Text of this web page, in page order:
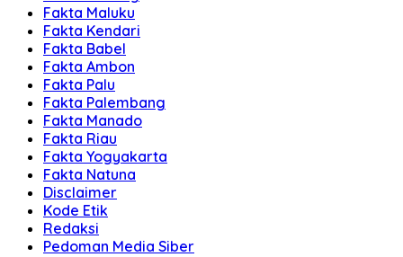
Fakta Maluku
Fakta Kendari
Fakta Babel
Fakta Ambon
Fakta Palu
Fakta Palembang
Fakta Manado
Fakta Riau
Fakta Yogyakarta
Fakta Natuna
Disclaimer
Kode Etik
Redaksi
Pedoman Media Siber